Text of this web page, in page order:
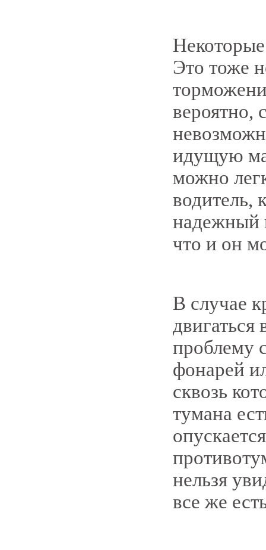
Это тоже
вероятно,
идущую
можно
водитель,
надежный
что и он
В случае
двигаться
проблему
фонарей
сквозь
тумана
нельзя
все же